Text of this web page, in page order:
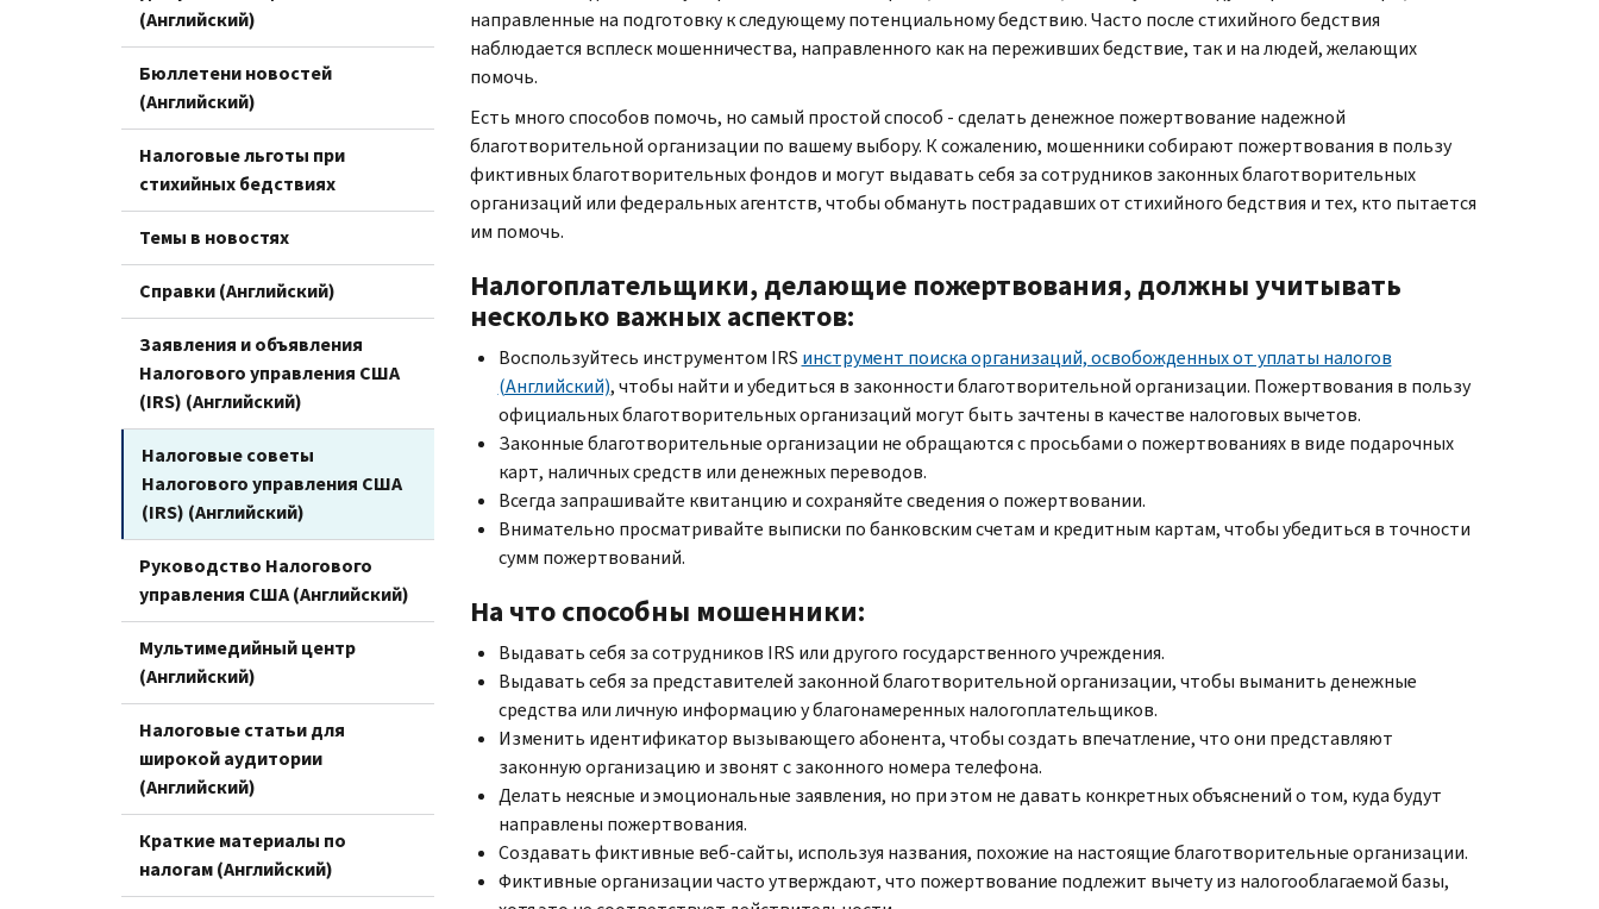
(Английский)
Бюллетени новостей
(Английский)
Налоговые льготы при
стихийных бедствиях
Темы в новостях
Справки (Английский)
Заявления и объявления
Налогового управления США
(IRS) (Английский)
Налоговые советы
Налогового управления США
(IRS) (Английский)
Руководство Налогового
управления США (Английский)
Мультимедийный центр
(Английский)
Налоговые статьи для
широкой аудитории
(Английский)
Краткие материалы по
налогам (Английский)
направленные на подготовку к следующему потенциальному бедствию. Часто после стихийного бедствия
наблюдается всплеск мошенничества, направленного как на переживших бедствие, так и на людей, желающих
помочь.
Есть много способов помочь, но самый простой способ - сделать денежное пожертвование надежной
благотворительной организации по вашему выбору. К сожалению, мошенники собирают пожертвования в пользу
фиктивных благотворительных фондов и могут выдавать себя за сотрудников законных благотворительных
организаций или федеральных агентств, чтобы обмануть пострадавших от стихийного бедствия и тех, кто пытается
им помочь.
Налогоплательщики, делающие пожертвования, должны учитывать
несколько важных аспектов:
Воспользуйтесь инструментом IRS инструмент поиска организаций, освобожденных от уплаты налогов
(Английский), чтобы найти и убедиться в законности благотворительной организации. Пожертвования в пользу
официальных благотворительных организаций могут быть зачтены в качестве налоговых вычетов.
Законные благотворительные организации не обращаются с просьбами о пожертвованиях в виде подарочных
карт, наличных средств или денежных переводов.
Всегда запрашивайте квитанцию и сохраняйте сведения о пожертвовании.
Внимательно просматривайте выписки по банковским счетам и кредитным картам, чтобы убедиться в точности
сумм пожертвований.
На что способны мошенники:
Выдавать себя за сотрудников IRS или другого государственного учреждения.
Выдавать себя за представителей законной благотворительной организации, чтобы выманить денежные
средства или личную информацию у благонамеренных налогоплательщиков.
Изменить идентификатор вызывающего абонента, чтобы создать впечатление, что они представляют
законную организацию и звонят с законного номера телефона.
Делать неясные и эмоциональные заявления, но при этом не давать конкретных объяснений о том, куда будут
направлены пожертвования.
Создавать фиктивные веб-сайты, используя названия, похожие на настоящие благотворительные организации.
Фиктивные организации часто утверждают, что пожертвование подлежит вычету из налогооблагаемой базы,